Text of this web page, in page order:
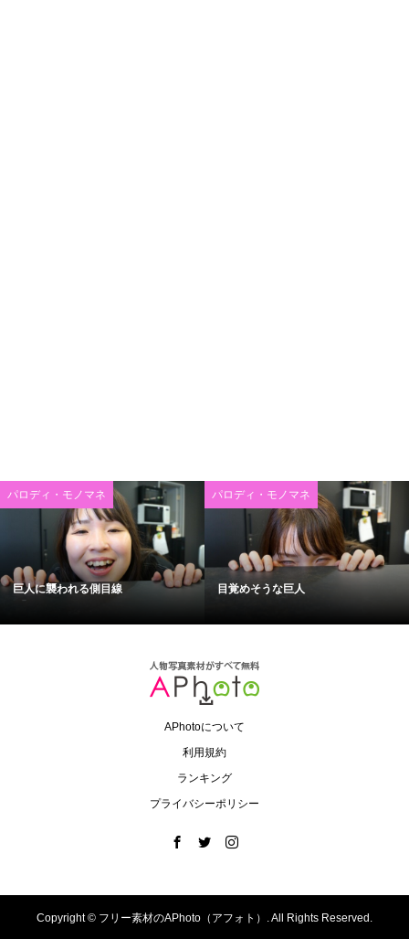
パロディ・モノマネ
巨人に襲われる側目線
パロディ・モノマネ
目覚めそうな巨人
APhotoについて
利用規約
ランキング
プライバシーポリシー
Copyright © フリー素材のAPhoto（アフォト）. All Rights Reserved.